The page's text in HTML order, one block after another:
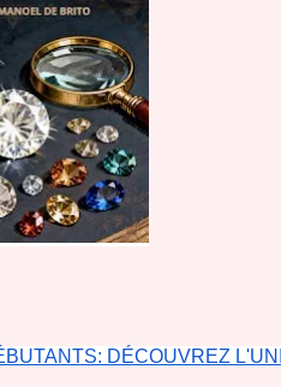
DÉCOUVREZ